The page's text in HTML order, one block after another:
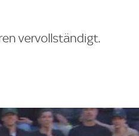
vervollständigt.